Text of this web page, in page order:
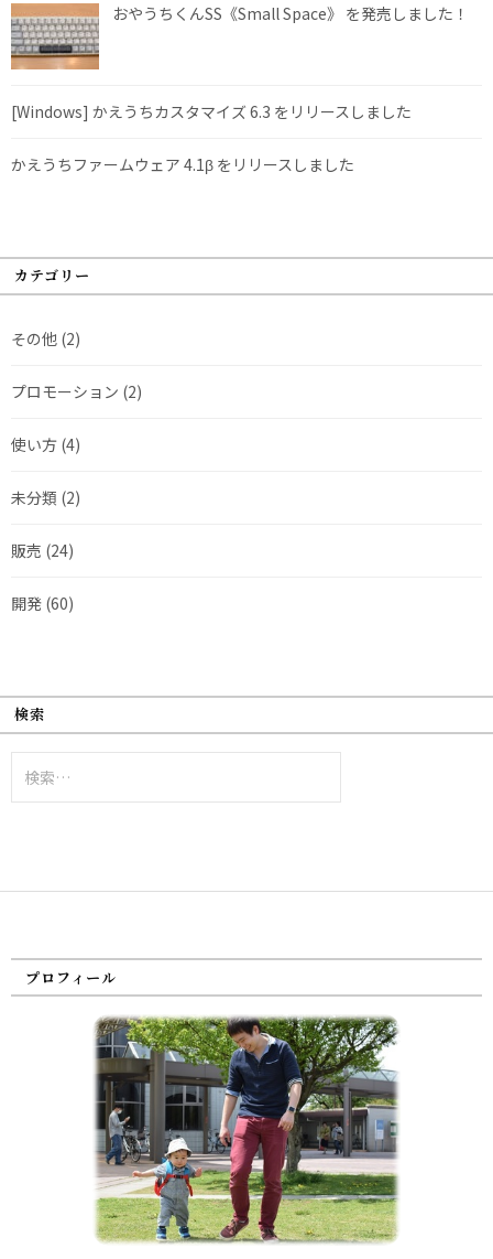
おやうちくんSS《Small Space》 を発売しました！
[Windows] かえうちカスタマイズ 6.3 をリリースしました
かえうちファームウェア 4.1β をリリースしました
カテゴリー
その他 (2)
プロモーション (2)
使い方 (4)
未分類 (2)
販売 (24)
開発 (60)
検索
索:
プロフィール